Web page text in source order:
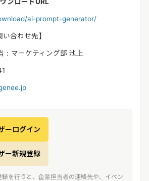
ai-prompt-generator/
い合わせ先】
：マーケティング部 池上
ーログイン
ー新規登録
録を行うと、企業担当者の連絡先や、イベン